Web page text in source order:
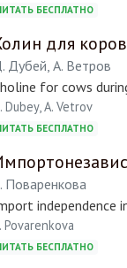
БЕСПЛАТНО
для
Дубей, А. Ветров
for cows
Dubey, A. Vetrov
БЕСПЛАТНО
Поваренкова
independence
Povarenkova
БЕСПЛАТНО